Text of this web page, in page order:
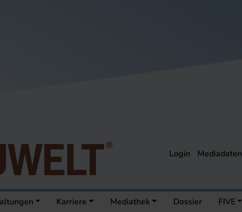
Login Mediadaten
Karriere Mediathek Dossier FIVE